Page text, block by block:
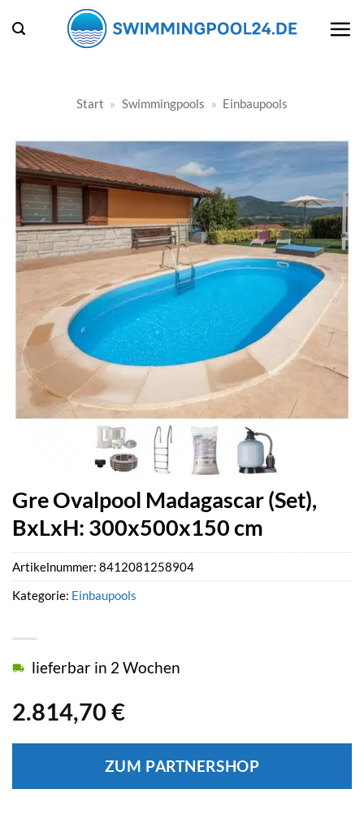
Inhalt
Start » Swimmingpools » Einbaupools
Gre Ovalpool Madagascar (Set),
BxLxH: 300x500x150 cm
2.814,70 €
lieferbar in 2 Wochen
ZUM PARTNERSHOP
Artikelnummer: 8412081258904
Kategorie: Einbaupools